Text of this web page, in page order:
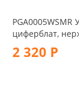
циферблат,
2 320 Р